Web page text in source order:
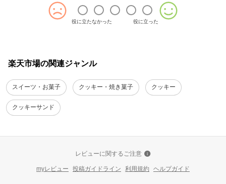
役に立たなかった 役に立った
楽天市場の関連ジャンル
スイーツ・お菓子 クッキー・焼き菓子 クッキー
クッキーサンド
レビューに関するご注意
myレビュー 投稿ガイドライン 利用規約 ヘルプガイド